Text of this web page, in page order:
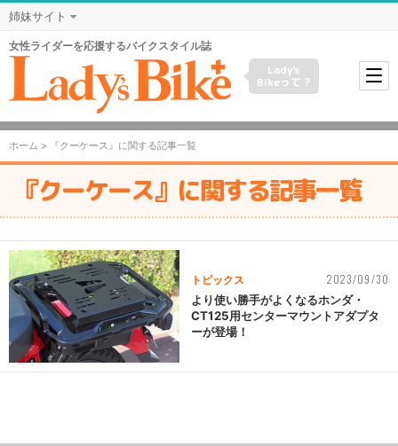
姉妹サイト
女性ライダーを応援するバイクスタイル誌
Lady's
Bikeって？
ホーム > 『クーケース』に関する記事一覧
『クーケース』に関する記事一覧
トピックス 2023/09/30
より使い勝手がよくなるホンダ・
CT125用センターマウントアダプタ
ーが登場！